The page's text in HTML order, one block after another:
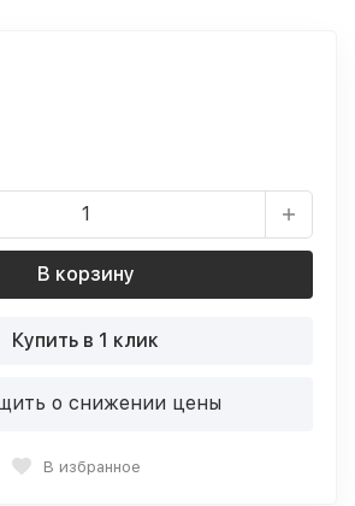
В корзину
Купить в 1 клик
о снижении цены
В избранное